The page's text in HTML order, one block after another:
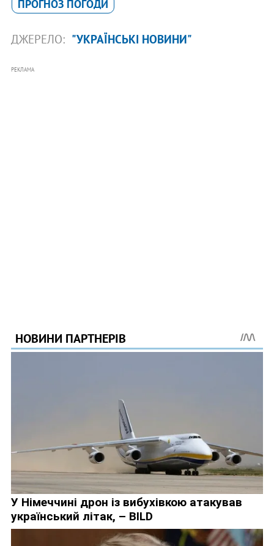
ПРОГНОЗ ПОГОДИ
ДЖЕРЕЛО: "УКРАЇНСЬКІ НОВИНИ"
РЕКЛАМА